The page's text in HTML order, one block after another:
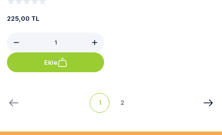
225,00 TL
Ekle
1 2